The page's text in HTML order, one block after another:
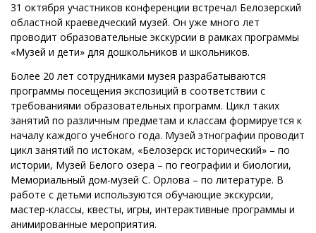
31 октября участников конференции встречал Белозерский
областной краеведческий музей. Он уже много лет
проводит образовательные экскурсии в рамках программы
«Музей и дети» для дошкольников и школьников.
Более 20 лет сотрудниками музея разрабатываются
программы посещения экспозиций в соответствии с
требованиями образовательных программ. Цикл таких
занятий по различным предметам и классам формируется к
началу каждого учебного года. Музей этнографии проводит
цикл занятий по истокам, «Белозерск исторический» – по
истории, Музей Белого озера – по географии и биологии,
Мемориальный дом-музей С. Орлова – по литературе. В
работе с детьми используются обучающие экскурсии,
мастер-классы, квесты, игры, интерактивные программы и
анимированные мероприятия.